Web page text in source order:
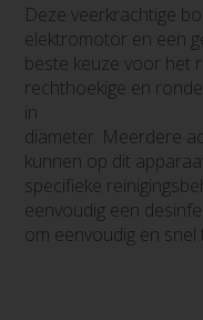
Deze veerkrachtige
elektromotor en een
beste keuze voor het
rechthoekige en
in
diameter. Meerdere
kunnen op dit
specifieke
eenvoudig een
om eenvoudig en